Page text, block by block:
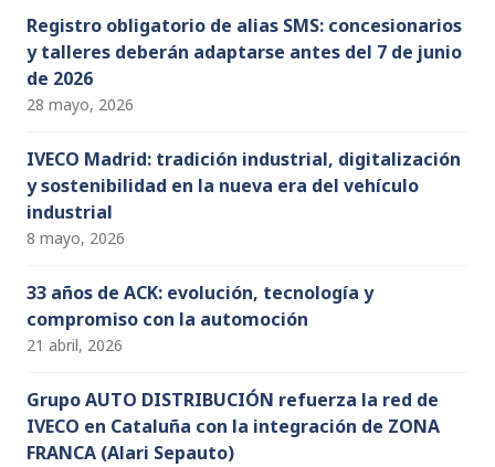
Registro obligatorio de alias SMS: concesionarios
y talleres deberán adaptarse antes del 7 de junio
de 2026
28 mayo, 2026
IVECO Madrid: tradición industrial, digitalización
y sostenibilidad en la nueva era del vehículo
industrial
8 mayo, 2026
33 años de ACK: evolución, tecnología y
compromiso con la automoción
21 abril, 2026
Grupo AUTO DISTRIBUCIÓN refuerza la red de
IVECO en Cataluña con la integración de ZONA
FRANCA (Alari Sepauto)